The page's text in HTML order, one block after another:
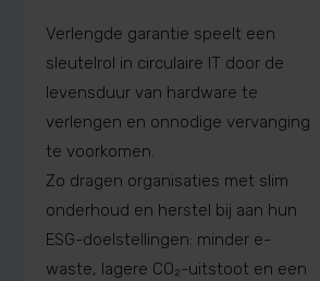
Verlengde garantie speelt een
sleutelrol in circulaire IT door de
levensduur van hardware te
verlengen en onnodige vervanging
te voorkomen.
Zo dragen organisaties met slim
onderhoud en herstel bij aan hun
ESG-doelstellingen: minder e-
waste, lagere CO₂-uitstoot en een